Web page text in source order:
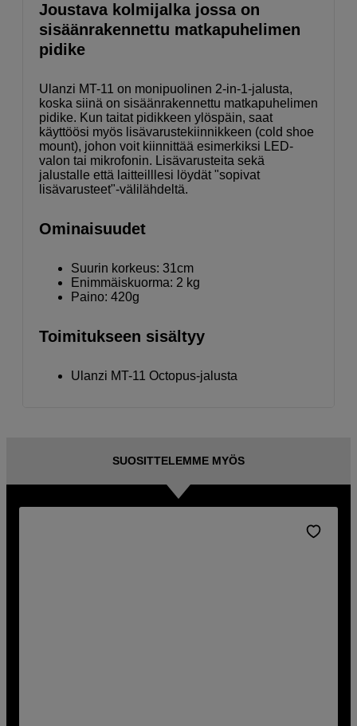
Joustava kolmijalka jossa on
sisäänrakennettu matkapuhelimen
pidike
Ulanzi MT-11 on monipuolinen 2-in-1-jalusta,
koska siinä on sisäänrakennettu matkapuhelimen
pidike. Kun taitat pidikkeen ylöspäin, saat
käyttöösi myös lisävarustekiinnikkeen (cold shoe
mount), johon voit kiinnittää esimerkiksi LED-
valon tai mikrofonin. Lisävarusteita sekä
jalustalle että laitteilllesi löydät "sopivat
lisävarusteet"-välilähdeltä.
Ominaisuudet
Suurin korkeus: 31cm
Enimmäiskuorma: 2 kg
Paino: 420g
Toimitukseen sisältyy
Ulanzi MT-11 Octopus-jalusta
SUOSITTELEMME MYÖS